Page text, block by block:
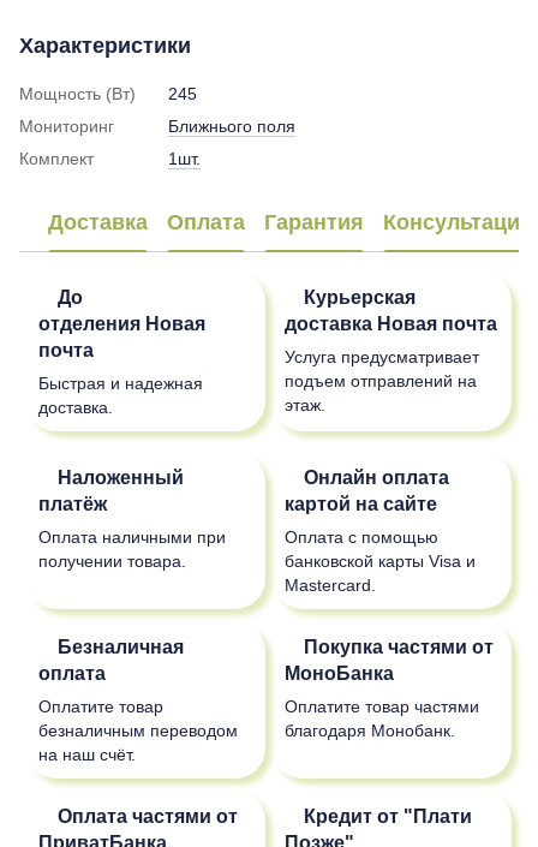
Характеристики
Мощность (Вт)
245
Мониторинг
Ближнього поля
Комплект
1шт.
Доставка Оплата Гарантия Консультация
До
отделения Новая
почта
Быстрая и надежная
доставка.
Курьерская
доставка Новая почта
Услуга предусматривает
подъем отправлений на
этаж.
Наложенный
платёж
Оплата наличными при
получении товара.
Онлайн оплата
картой на сайте
Оплата с помощью
банковской карты Visa и
Mastercard.
Безналичная
оплата
Оплатите товар
безналичным переводом
на наш счёт.
Покупка частями от
МоноБанка
Оплатите товар частями
благодаря Монобанк.
Оплата частями от
ПриватБанка
Кредит от "Плати
Позже"